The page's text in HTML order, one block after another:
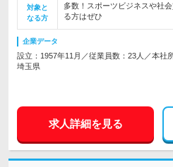
対象と
なる方
多数！スポーツビジネスや社
る方はぜひ
企業データ
設立：1957年11月／従業員数：23人／本社
埼玉県
求人詳細を見る